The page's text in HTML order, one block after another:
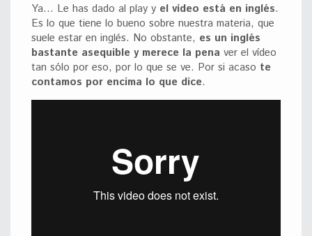
Ya… Le has dado al play y el vídeo está en inglés.
Es lo que tiene lo bueno sobre nuestra materia, que
suele estar en inglés. No obstante, es un inglés
bastante asequible y merece la pena ver el vídeo
tan sólo por eso, por lo que se ve. Por si acaso te
contamos por encima lo que dice.